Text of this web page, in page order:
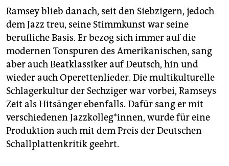
Ramsey blieb danach, seit den Siebzigern, jedoch
dem Jazz treu, seine Stimmkunst war seine
berufliche Basis. Er bezog sich immer auf die
modernen Tonspuren des Amerikanischen, sang
aber auch Beatklassiker auf Deutsch, hin und
wieder auch Operettenlieder. Die multikulturelle
Schlagerkultur der Sechziger war vorbei, Ramseys
Zeit als Hitsänger ebenfalls. Dafür sang er mit
verschiedenen Jazzkolleg*innen, wurde für eine
Produktion auch mit dem Preis der Deutschen
Schallplattenkritik geehrt.